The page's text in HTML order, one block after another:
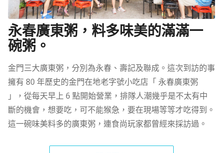
永春廣東粥，料多味美的滿滿一
碗粥。
金門三大廣東粥，分別為永春、壽記及聯成。這次到訪的事
擁有 80 年歷史的金門在地老字號小吃店「 永春廣東粥
」，從每天早上 6 點開始營業，排隊人潮幾乎是不太有中
斷的機會，想要吃，可不能猴急，要在現場等等才吃得到。
這一碗味美料多的廣東粥，連食尚玩家都曾經來採訪過。